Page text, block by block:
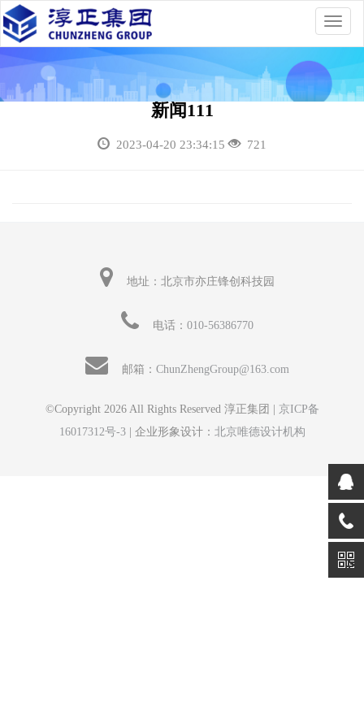
新闻111
2023-04-20 23:34:15 721
地址：北京市亦庄锋创科技园
电话： 010-56386770
邮箱： ChunZhengGroup@163.com
©Copyright 2026 All Rights Reserved 淳正集团 | 京ICP备
16017312号-3| 企业形象设计： 北京唯德设计机构